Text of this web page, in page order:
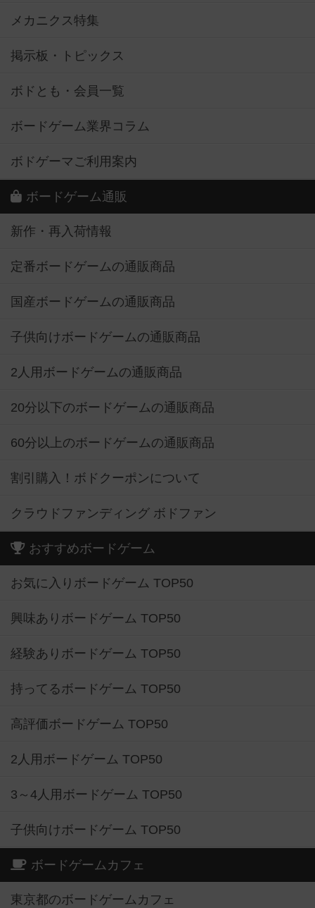
メカニクス特集
掲示板・トピックス
ボドとも・会員一覧
ボードゲーム業界コラム
ボドゲーマご利用案内
ボードゲーム通販
新作・再入荷情報
定番ボードゲームの通販商品
国産ボードゲームの通販商品
子供向けボードゲームの通販商品
2人用ボードゲームの通販商品
20分以下のボードゲームの通販商品
60分以上のボードゲームの通販商品
割引購入！ボドクーポンについて
クラウドファンディング ボドファン
おすすめボードゲーム
お気に入りボードゲーム TOP50
興味ありボードゲーム TOP50
経験ありボードゲーム TOP50
持ってるボードゲーム TOP50
高評価ボードゲーム TOP50
2人用ボードゲーム TOP50
3～4人用ボードゲーム TOP50
子供向けボードゲーム TOP50
ボードゲームカフェ
東京都のボードゲームカフェ